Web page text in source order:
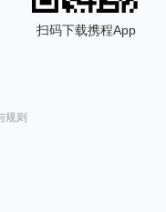
扫码下载携程App
规则